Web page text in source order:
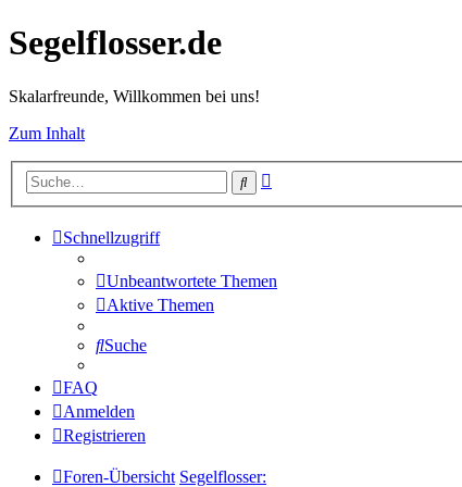
Segelflosser.de
Skalarfreunde, Willkommen bei uns!
Zum Inhalt
Suche
Schnellzugriff
Unbeantwortete Themen
Aktive Themen
Suche
FAQ
Anmelden
Registrieren
Foren-Übersicht Segelflosser: